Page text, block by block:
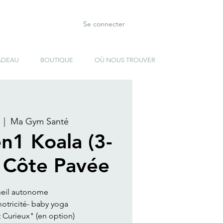
Se connecter
BOUTIQUE OÙ NOUS TROUVER
|
Ma Gym Santé
Koala (3-
Pavée
autonome
baby yoga
Curieux" (en option)